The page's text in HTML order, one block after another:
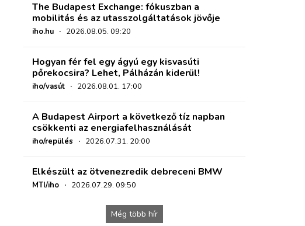
The Budapest Exchange: fókuszban a
mobilitás és az utasszolgáltatások jövője
iho.hu · 2026.08.05. 09:20
Hogyan fér fel egy ágyú egy kisvasúti
pőrekocsira? Lehet, Pálházán kiderül!
iho/vasút · 2026.08.01. 17:00
A Budapest Airport a következő tíz napban
csökkenti az energiafelhasználását
iho/repülés · 2026.07.31. 20:00
Elkészült az ötvenezredik debreceni BMW
MTI/iho · 2026.07.29. 09:50
Még több hír